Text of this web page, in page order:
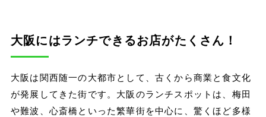
大阪にはランチできるお店がたくさん！
大阪は関西随一の大都市として、古くから商業と食文化
が発展してきた街です。大阪のランチスポットは、梅田
や難波、心斎橋といった繁華街を中心に、驚くほど多様